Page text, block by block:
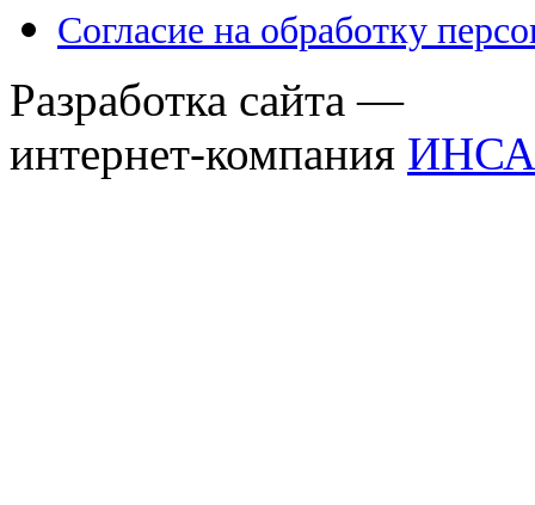
Согласие на обработку
Разработка сайта —
интернет-компания